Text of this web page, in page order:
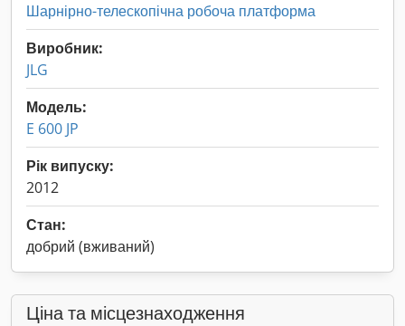
Шарнірно-телескопічна робоча платформа
Виробник:
JLG
Модель:
E 600 JP
Рік випуску:
2012
Стан:
добрий (вживаний)
Ціна та місцезнаходження